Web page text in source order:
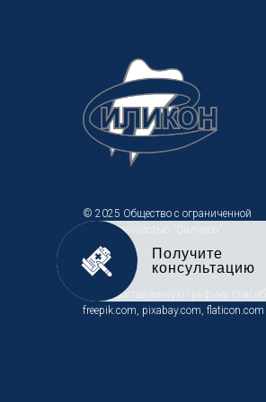
© 2025 Общество с ограниченной
ответственностью "Силикон"
За предоставленную графику спасибо
freepik.com, pixabay.com, flaticon.com
Услуги